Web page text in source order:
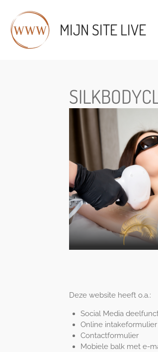
direct
naar
MIJN SITE LIVE
Deze website heeft o.a.:
Social Media
Online
Contactformulier
Mobiele balk met e-